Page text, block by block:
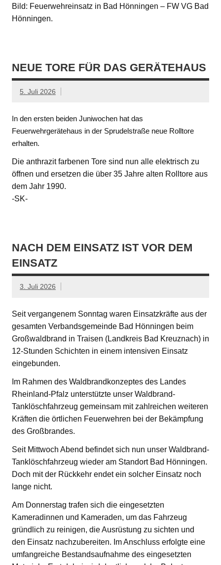
Bild: Feuerwehreinsatz in Bad Hönningen – FW VG Bad
Hönningen.
NEUE TORE FÜR DAS GERÄTEHAUS
5. Juli 2026
In den ersten beiden Juniwochen hat das
Feuerwehrgerätehaus in der Sprudelstraße neue Rolltore
erhalten.
Die anthrazit farbenen Tore sind nun alle elektrisch zu
öffnen und ersetzen die über 35 Jahre alten Rolltore aus
dem Jahr 1990.
-SK-
NACH DEM EINSATZ IST VOR DEM
EINSATZ
3. Juli 2026
Seit vergangenem Sonntag waren Einsatzkräfte aus der
gesamten Verbandsgemeinde Bad Hönningen beim
Großwaldbrand in Traisen (Landkreis Bad Kreuznach) in
12-Stunden Schichten in einem intensiven Einsatz
eingebunden.
Im Rahmen des Waldbrandkonzeptes des Landes
Rheinland-Pfalz unterstützte unser Waldbrand-
Tanklöschfahrzeug gemeinsam mit zahlreichen weiteren
Kräften die örtlichen Feuerwehren bei der Bekämpfung
des Großbrandes.
Seit Mittwoch Abend befindet sich nun unser Waldbrand-
Tanklöschfahrzeug wieder am Standort Bad Hönningen.
Doch mit der Rückkehr endet ein solcher Einsatz noch
lange nicht.
Am Donnerstag trafen sich die eingesetzten
Kameradinnen und Kameraden, um das Fahrzeug
gründlich zu reinigen, die Ausrüstung zu sichten und
den Einsatz nachzubereiten. Im Anschluss erfolgte eine
umfangreiche Bestandsaufnahme des eingesetzten